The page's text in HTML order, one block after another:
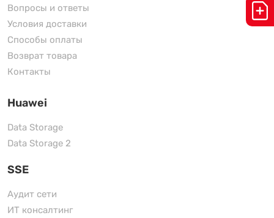
Вопросы и ответы
Условия доставки
Способы оплаты
Возврат товара
Контакты
Huawei
Data Storage
Data Storage 2
SSE
Аудит сети
ИТ консалтинг